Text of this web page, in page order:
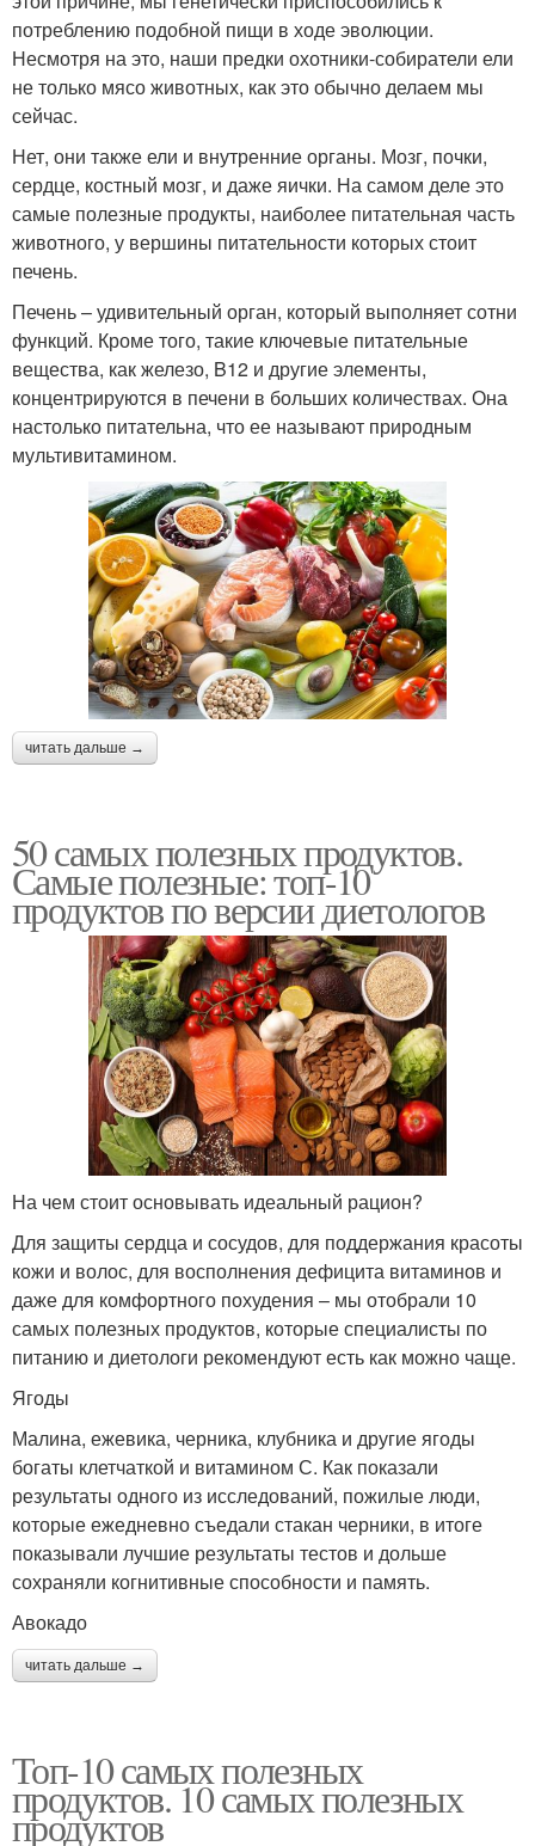
потреблению подобной пищи в ходе эволюции.
Несмотря на это, наши предки охотники-собиратели ели
не только мясо животных, как это обычно делаем мы
сейчас.
Нет, они также ели и внутренние органы. Мозг, почки,
сердце, костный мозг, и даже яички. На самом деле это
самые полезные продукты, наиболее питательная часть
животного, у вершины питательности которых стоит
печень.
Печень – удивительный орган, который выполняет сотни
функций. Кроме того, такие ключевые питательные
вещества, как железо, B12 и другие элементы,
концентрируются в печени в больших количествах. Она
настолько питательна, что ее называют природным
мультивитамином.
читать дальше →
50 самых полезных продуктов.
Самые полезные: топ-10
продуктов по версии диетологов
На чем стоит основывать идеальный рацион?
Для защиты сердца и сосудов, для поддержания красоты
кожи и волос, для восполнения дефицита витаминов и
даже для комфортного похудения – мы отобрали 10
самых полезных продуктов, которые специалисты по
питанию и диетологи рекомендуют есть как можно чаще.
Ягоды
Малина, ежевика, черника, клубника и другие ягоды
богаты клетчаткой и витамином С. Как показали
результаты одного из исследований, пожилые люди,
которые ежедневно съедали стакан черники, в итоге
показывали лучшие результаты тестов и дольше
сохраняли когнитивные способности и память.
Авокадо
читать дальше →
Топ-10 самых полезных
продуктов. 10 самых полезных
продуктов